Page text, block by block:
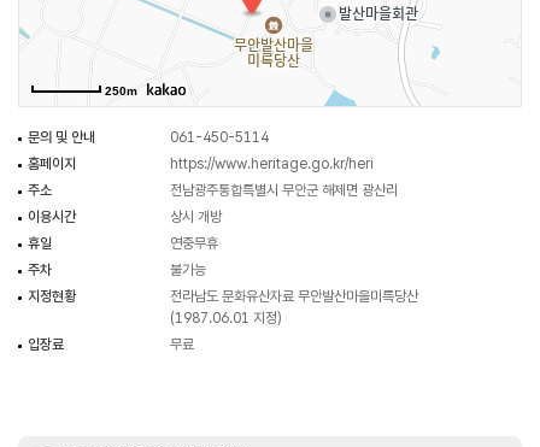
형태상 성기 바위를 모사하고 있다. 이는 당산석이 상징물로 바뀌는 것을
보여주는데, 일반적인 당산석의 경우 마을 제사에서 주신의 기능을 갖는 신체는
원래 상태의 암석과 당산나무, 당집을 대상으로 하고 있다.
250m
문의 및 안내
061-450-5114
홈페이지
https://www.heritage.go.kr/heri
주소
전남광주통합특별시 무안군 해제면 광산리
이용시간
상시 개방
휴일
연중무휴
주차
불가능
지정현황
전라남도 문화유산자료 무안발산마을미륵당산
(1987.06.01 지정)
입장료
무료